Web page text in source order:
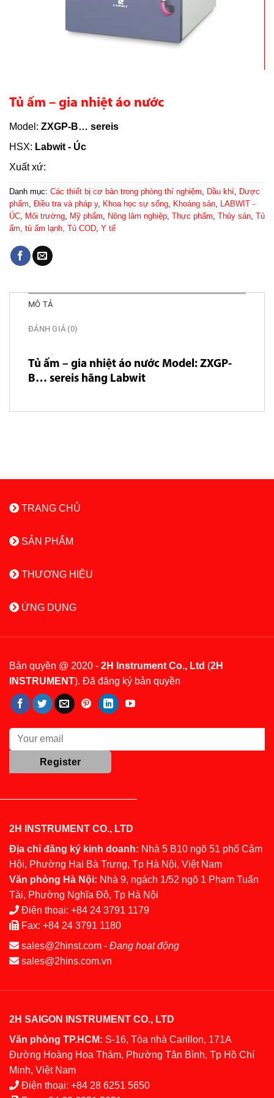
Tủ ấm – gia nhiệt áo nước
Model: ZXGP-B… sereis
HSX: Labwit - Úc
Xuất xứ:
Danh mục: Các thiết bị cơ bản trong phòng thí nghiệm, Dầu khí, Dược
phẩm, Điều tra và pháp y, Khoa học sự sống, Khoáng sản, LABWIT -
ÚC, Môi trường, Mỹ phẩm, Nông lâm nghiệp, Thực phẩm, Thủy sản, Tủ
ấm, tủ ấm lạnh, Tủ COD, Y tế
MÔ TẢ
ĐÁNH GIÁ (0)
Tủ ấm – gia nhiệt áo nước Model: ZXGP-
B… sereis hãng Labwit
TRANG CHỦ
SẢN PHẨM
THƯƠNG HIỆU
ỨNG DỤNG
Bản quyền @ 2020 - 2H Instrument Co., Ltd (2H
INSTRUMENT). Đã đăng ký bản quyền
2H INSTRUMENT CO., LTD
Địa chỉ đăng ký kinh doanh: Nhà 5 B10 ngõ 51 phố Cảm
Hội, Phường Hai Bà Trưng, Tp Hà Nội, Việt Nam
Văn phòng Hà Nội: Nhà 9, ngách 1/52 ngõ 1 Phạm Tuấn
Tài, Phường Nghĩa Đô, Tp Hà Nội
Điện thoại: +84 24 3791 1179
Fax: +84 24 3791 1180
sales@2hinst.com - Đang hoạt động
sales@2hins.com.vn
2H SAIGON INSTRUMENT CO., LTD
Văn phòng TP.HCM: S-16, Tòa nhà Carillon, 171A
Đường Hoàng Hoa Thám, Phường Tân Bình, Tp Hồ Chí
Minh, Việt Nam
Điện thoại: +84 28 6251 5650